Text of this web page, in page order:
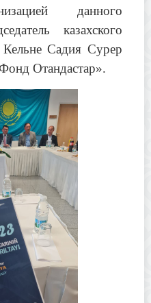
данного
казахского
Кельне Садия Сурер
Отандастар».